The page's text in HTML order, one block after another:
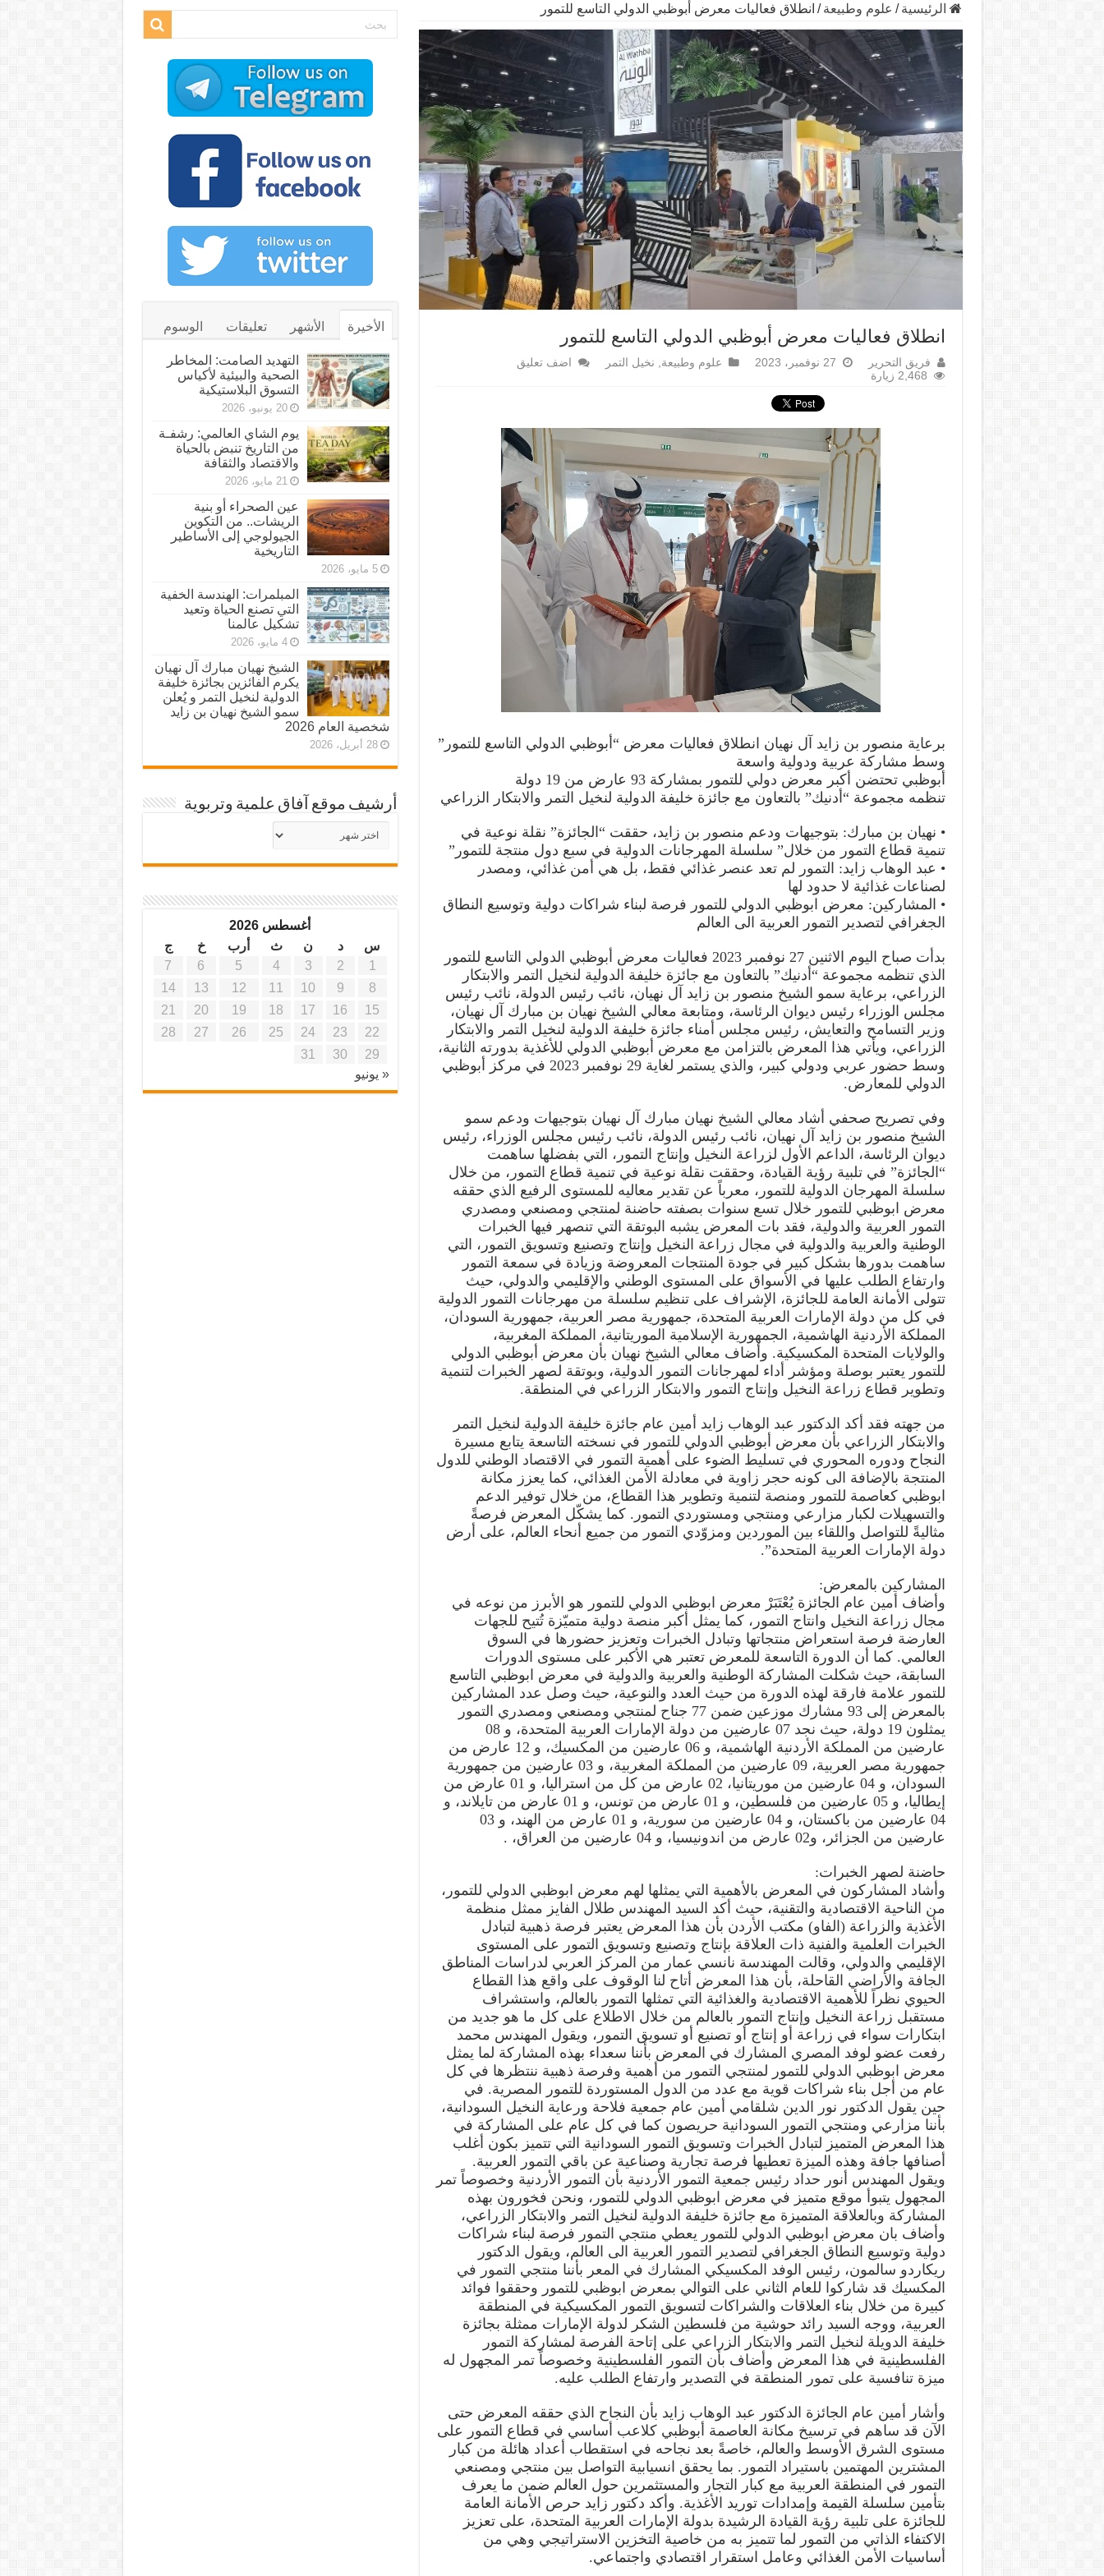
الرئيسية / علوم وطبيعة / انطلاق فعاليات معرض أبوظبي الدولي التاسع للتمور
انطلاق فعاليات معرض أبوظبي الدولي التاسع للتمور
فريق التحرير 27 نوفمبر، 2023 علوم وطبيعة, نخيل التمر
اضف تعليق
2,468 زيارة
برعاية منصور بن زايد آل نهيان انطلاق فعاليات معرض “أبوظبي الدولي التاسع للتمور”
وسط مشاركة عربية ودولية واسعة
أبوظبي تحتضن أكبر معرض دولي للتمور بمشاركة 93 عارض من 19 دولة
تنظمه مجموعة “أدنيك” بالتعاون مع جائزة خليفة الدولية لنخيل التمر والابتكار الزراعي
• نهيان بن مبارك: بتوجيهات ودعم منصور بن زايد، حققت “الجائزة” نقلة نوعية في
تنمية قطاع التمور من خلال” سلسلة المهرجانات الدولية في سبع دول منتجة للتمور”
• عبد الوهاب زايد: التمور لم تعد عنصر غذائي فقط، بل هي أمن غذائي، ومصدر
لصناعات غذائية لا حدود لها
• المشاركين: معرض ابوظبي الدولي للتمور فرصة لبناء شراكات دولية وتوسيع النطاق
الجغرافي لتصدير التمور العربية الى العالم
بدأت صباح اليوم الاثنين 27 نوفمبر 2023 فعاليات معرض أبوظبي الدولي التاسع للتمور
الذي تنظمه مجموعة “أدنيك” بالتعاون مع جائزة خليفة الدولية لنخيل التمر والابتكار
الزراعي، برعاية سمو الشيخ منصور بن زايد آل نهيان، نائب رئيس الدولة، نائب رئيس
مجلس الوزراء رئيس ديوان الرئاسة، ومتابعة معالي الشيخ نهيان بن مبارك آل نهيان،
وزير التسامح والتعايش، رئيس مجلس أمناء جائزة خليفة الدولية لنخيل التمر والابتكار
الزراعي، ويأتي هذا المعرض بالتزامن مع معرض أبوظبي الدولي للأغذية بدورته الثانية،
وسط حضور عربي ودولي كبير، والذي يستمر لغاية 29 نوفمبر 2023 في مركز أبوظبي
الدولي للمعارض.
وفي تصريح صحفي أشاد معالي الشيخ نهيان مبارك آل نهيان بتوجيهات ودعم سمو
الشيخ منصور بن زايد آل نهيان، نائب رئيس الدولة، نائب رئيس مجلس الوزراء، رئيس
ديوان الرئاسة، الداعم الأول لزراعة النخيل وإنتاج التمور، التي بفضلها ساهمت
“الجائزة” في تلبية رؤية القيادة، وحققت نقلة نوعية في تنمية قطاع التمور، من خلال
سلسلة المهرجان الدولية للتمور، معرباً عن تقدير معاليه للمستوى الرفيع الذي حققه
معرض ابوظبي للتمور خلال تسع سنوات بصفته حاضنة لمنتجي ومصنعي ومصدري
التمور العربية والدولية، فقد بات المعرض يشبه البوتقة التي تنصهر فيها الخبرات
الوطنية والعربية والدولية في مجال زراعة النخيل وإنتاج وتصنيع وتسويق التمور، التي
ساهمت بدورها بشكل كبير في جودة المنتجات المعروضة وزيادة في سمعة التمور
وارتفاع الطلب عليها في الأسواق على المستوى الوطني والإقليمي والدولي، حيث
تتولى الأمانة العامة للجائزة، الإشراف على تنظيم سلسلة من مهرجانات التمور الدولية
في كل من دولة الإمارات العربية المتحدة، جمهورية مصر العربية، جمهورية السودان،
المملكة الأردنية الهاشمية، الجمهورية الإسلامية الموريتانية، المملكة المغربية،
والولايات المتحدة المكسيكية. وأضاف معالي الشيخ نهيان بأن معرض أبوظبي الدولي
للتمور يعتبر بوصلة ومؤشر أداء لمهرجانات التمور الدولية، وبوتقة لصهر الخبرات لتنمية
وتطوير قطاع زراعة النخيل وإنتاج التمور والابتكار الزراعي في المنطقة.
من جهته فقد أكد الدكتور عبد الوهاب زايد أمين عام جائزة خليفة الدولية لنخيل التمر
والابتكار الزراعي بأن معرض أبوظبي الدولي للتمور في نسخته التاسعة يتابع مسيرة
النجاح ودوره المحوري في تسليط الضوء على أهمية التمور في الاقتصاد الوطني للدول
المنتجة بالإضافة الى كونه حجر زاوية في معادلة الأمن الغذائي، كما يعزز مكانة
ابوظبي كعاصمة للتمور ومنصة لتنمية وتطوير هذا القطاع، من خلال توفير الدعم
والتسهيلات لكبار مزارعي ومنتجي ومستوردي التمور. كما يشكّل المعرض فرصةً
مثاليةً للتواصل واللقاء بين الموردين ومزوّدي التمور من جميع أنحاء العالم، على أرض
دولة الإمارات العربية المتحدة”.
المشاركين بالمعرض:
وأضاف أمين عام الجائزة يُعْتَبَرْ معرض ابوظبي الدولي للتمور هو الأبرز من نوعه في
مجال زراعة النخيل وانتاج التمور، كما يمثل أكبر منصة دولية متميّزة تُتيح للجهات
العارضة فرصة استعراض منتجاتها وتبادل الخبرات وتعزيز حضورها في السوق
العالمي. كما أن الدورة التاسعة للمعرض تعتبر هي الأكبر على مستوى الدورات
السابقة، حيث شكلت المشاركة الوطنية والعربية والدولية في معرض ابوظبي التاسع
للتمور علامة فارقة لهذه الدورة من حيث العدد والنوعية، حيث وصل عدد المشاركين
بالمعرض إلى 93 مشارك موزعين ضمن 77 جناح لمنتجي ومصنعي ومصدري التمور
يمثلون 19 دولة، حيث نجد 07 عارضين من دولة الإمارات العربية المتحدة، و 08
عارضين من المملكة الأردنية الهاشمية، و 06 عارضين من المكسيك، و 12 عارض من
جمهورية مصر العربية، 09 عارضين من المملكة المغربية، و 03 عارضين من جمهورية
السودان، و 04 عارضين من موريتانيا، 02 عارض من كل من استراليا، و 01 عارض من
إيطاليا، و 05 عارضين من فلسطين، و 01 عارض من تونس، و 01 عارض من تايلاند، و
04 عارضين من باكستان، و 04 عارضين من سورية، و 01 عارض من الهند، و 03
عارضين من الجزائر، و02 عارض من اندونيسيا، و 04 عارضين من العراق، .
حاضنة لصهر الخبرات:
وأشاد المشاركون في المعرض بالأهمية التي يمثلها لهم معرض ابوظبي الدولي للتمور،
من الناحية الاقتصادية والتقنية، حيث أكد السيد المهندس طلال الفايز ممثل منظمة
الأغذية والزراعة (الفاو) مكتب الأردن بأن هذا المعرض يعتبر فرصة ذهبية لتبادل
الخبرات العلمية والفنية ذات العلاقة بإنتاج وتصنيع وتسويق التمور على المستوى
الإقليمي والدولي، وقالت المهندسة نانسي عمار من المركز العربي لدراسات المناطق
الجافة والأراضي القاحلة، بأن هذا المعرض أتاح لنا الوقوف على واقع هذا القطاع
الحيوي نظراً للأهمية الاقتصادية والغذائية التي تمثلها التمور بالعالم، واستشراف
مستقبل زراعة النخيل وإنتاج التمور بالعالم من خلال الاطلاع على كل ما هو جديد من
ابتكارات سواء في زراعة أو إنتاج أو تصنيع أو تسويق التمور، ويقول المهندس محمد
رفعت عضو لوفد المصري المشارك في المعرض بأننا سعداء بهذه المشاركة لما يمثل
معرض ابوظبي الدولي للتمور لمنتجي التمور من أهمية وفرصة ذهبية ننتظرها في كل
عام من أجل بناء شراكات قوية مع عدد من الدول المستوردة للتمور المصرية. في
حين يقول الدكتور نور الدين شلقامي أمين عام جمعية فلاحة ورعاية النخيل السودانية،
بأننا مزارعي ومنتجي التمور السودانية حريصون كما في كل عام على المشاركة في
هذا المعرض المتميز لتبادل الخبرات وتسويق التمور السودانية التي تتميز بكون أغلب
أصنافها جافة وهذه الميزة تعطيها فرصة تجارية وصناعية عن باقي التمور العربية.
ويقول المهندس أنور حداد رئيس جمعية التمور الأردنية بأن التمور الأردنية وخصوصاً تمر
المجهول يتبوأ موقع متميز في معرض ابوظبي الدولي للتمور، ونحن فخورون بهذه
المشاركة وبالعلاقة المتميزة مع جائزة خليفة الدولية لنخيل التمر والابتكار الزراعي،
وأضاف بان معرض ابوظبي الدولي للتمور يعطي منتجي التمور فرصة لبناء شراكات
دولية وتوسيع النطاق الجغرافي لتصدير التمور العربية الى العالم، ويقول الدكتور
ريكاردو سالمون، رئيس الوفد المكسيكي المشارك في المعر بأننا منتجي التمور في
المكسيك قد شاركوا للعام الثاني على التوالي بمعرض ابوظبي للتمور وحققوا فوائد
كبيرة من خلال بناء العلاقات والشراكات لتسويق التمور المكسيكية في المنطقة
العربية، ووجه السيد رائد حوشية من فلسطين الشكر لدولة الإمارات ممثلة بجائزة
خليفة الدويلة لنخيل التمر والابتكار الزراعي على إتاحة الفرصة لمشاركة التمور
الفلسطينية في هذا المعرض وأضاف بأن التمور الفلسطينية وخصوصاً تمر المجهول له
ميزة تنافسية على تمور المنطقة في التصدير وارتفاع الطلب عليه.
وأشار أمين عام الجائزة الدكتور عبد الوهاب زايد بأن النجاح الذي حققه المعرض حتى
الآن قد ساهم في ترسيخ مكانة العاصمة أبوظبي كلاعب أساسي في قطاع التمور على
مستوى الشرق الأوسط والعالم، خاصةً بعد نجاحه في استقطاب أعداد هائلة من كبار
المشترين المهتمين باستيراد التمور. بما يحقق انسيابية التواصل بين منتجي ومصنعي
التمور في المنطقة العربية مع كبار التجار والمستثمرين حول العالم ضمن ما يعرف
بتأمين سلسلة القيمة وإمدادات توريد الأغذية. وأكد دكتور زايد حرص الأمانة العامة
للجائزة على تلبية رؤية القيادة الرشيدة بدولة الإمارات العربية المتحدة، على تعزيز
الاكتفاء الذاتي من التمور لما تتميز به من خاصية التخزين الاستراتيجي وهي من
أساسيات الأمن الغذائي وعامل استقرار اقتصادي واجتماعي.
الأخيرة الأشهر تعليقات الوسوم
التهديد الصامت: المخاطر
الصحية والبيئية لأكياس
التسوق البلاستيكية
20 يونيو، 2026
يوم الشاي العالمي: رشفـة
من التاريخ تنبض بالحياة
والاقتصاد والثقافة
21 مايو، 2026
عين الصحراء أو بنية
الريشات.. من التكوين
الجيولوجي إلى الأساطير
التاريخية
5 مايو، 2026
المبلمرات: الهندسة الخفية
التي تصنع الحياة وتعيد
تشكيل عالمنا
4 مايو، 2026
الشيخ نهيان مبارك آل نهيان
يكرم الفائزين بجائزة خليفة
الدولية لنخيل التمر و يُعلن
سمو الشيخ نهيان بن زايد
شخصية العام 2026
28 أبريل، 2026
أرشيف موقع آفاق علمية وتربوية
أرشيف
موقع
أغسطس 2026
س
د ن ث أرب خ
ج
1
2
3
4
5
6
7
8
9
10
11
12
13
14
15
16
17
18
19
20
21
22
23
24
25
26
27
28
29
30
31
« يونيو